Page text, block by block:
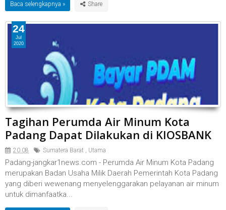
Baca selengkapnya »
Tagihan Perumda Air Minum Kota
Padang Dapat Dilakukan di KIOSBANK
20.08 Sumatera Barat , Utama
Padang-jangkar1news.com - Perumda Air Minum Kota Padang
merupakan Badan Usaha Milik Daerah Pemerintah Kota Padang
yang diberi wewenang menyelenggarakan pelayanan air minum
untuk dimanfaatka...
24
Jul
2020